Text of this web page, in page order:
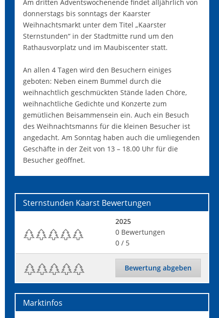
Am dritten Adventswochenende findet alljährlich von
donnerstags bis sonntags der Kaarster
Weihnachtsmarkt unter dem Titel „Kaarster
Sternstunden“ in der Stadtmitte rund um den
Rathausvorplatz und im Maubiscenter statt.
An allen 4 Tagen wird den Besuchern einiges
geboten: Neben einem Bummel durch die
weihnachtlich geschmückten Stände laden Chöre,
weihnachtliche Gedichte und Konzerte zum
gemütlichen Beisammensein ein. Auch ein Besuch
des Weihnachtsmanns für die kleinen Besucher ist
angedacht. Am Sonntag haben auch die umliegenden
Geschäfte in der Zeit von 13 – 18.00 Uhr für die
Besucher geöffnet.
Sternstunden Kaarst Bewertungen
2025
0 Bewertungen
0 / 5
Bewertung abgeben
Marktinfos